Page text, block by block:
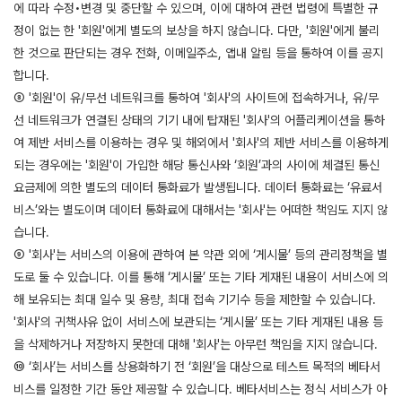
에 따라 수정•변경 및 중단할 수 있으며, 이에 대하여 관련 법령에 특별한 규
정이 없는 한 '회원'에게 별도의 보상을 하지 않습니다. 다만, '회원'에게 불리
한 것으로 판단되는 경우 전화, 이메일주소, 앱내 알림 등을 통하여 이를 공지
합니다.
⑧ '회원'이 유/무선 네트워크를 통하여 '회사'의 사이트에 접속하거나, 유/무
선 네트워크가 연결된 상태의 기기 내에 탑재된 '회사'의 어플리케이션을 통하
여 제반 서비스를 이용하는 경우 및 해외에서 '회사'의 제반 서비스를 이용하게
되는 경우에는 '회원'이 가입한 해당 통신사와 ‘회원’과의 사이에 체결된 통신
요금제에 의한 별도의 데이터 통화료가 발생됩니다. 데이터 통화료는 ‘유료서
비스’와는 별도이며 데이터 통화료에 대해서는 '회사'는 어떠한 책임도 지지 않
습니다.
⑨ '회사'는 서비스의 이용에 관하여 본 약관 외에 ‘게시물’ 등의 관리정책을 별
도로 둘 수 있습니다. 이를 통해 ‘게시물’ 또는 기타 게재된 내용이 서비스에 의
해 보유되는 최대 일수 및 용량, 최대 접속 기기수 등을 제한할 수 있습니다.
'회사'의 귀책사유 없이 서비스에 보관되는 ‘게시물’ 또는 기타 게재된 내용 등
을 삭제하거나 저장하지 못한데 대해 '회사'는 아무런 책임을 지지 않습니다.
⑩ ‘회사’는 서비스를 상용화하기 전 ‘회원’을 대상으로 테스트 목적의 베타서
비스를 일정한 기간 동안 제공할 수 있습니다. 베타서비스는 정식 서비스가 아